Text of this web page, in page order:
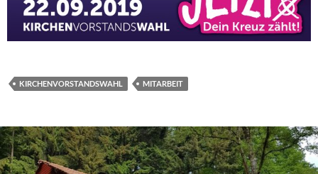
KIRCHENVORSTANDSWAHL MITARBEIT